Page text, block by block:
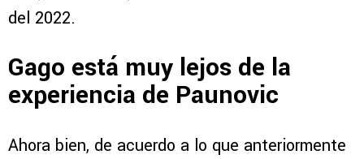
del 2022.
Gago está muy lejos de la
experiencia de Paunovic
Ahora bien, de acuerdo a lo que anteriormente